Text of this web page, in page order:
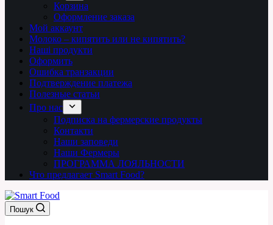
Корзина
Оформление заказа
Мой аккаунт
Молоко – кипятить или не кипятить?
Наші продукти
Оформить
Ошибка транзакции
Подтверждение платежа
Полезные статьи
Про нас
Подписка на фермерские продукты
Контакти
Наши заповеди
Наши Фермеры
ПРОГРАММА ЛОЯЛЬНОСТИ
Что предлагает Smart Food?
Пошук